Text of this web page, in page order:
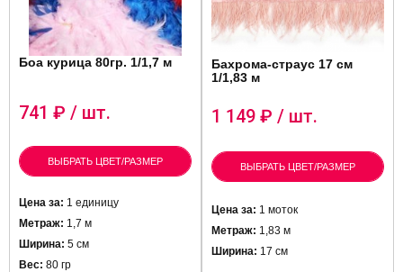
Боа курица 80гр. 1/1,7 м
741 ₽ / шт.
ВЫБРАТЬ ЦВЕТ/РАЗМЕР
Цена за: 1 единицу
Метраж: 1,7 м
Ширина: 5 см
Вес: 80 гр
Бахрома-страус 17 см
1/1,83 м
1 149 ₽ / шт.
ВЫБРАТЬ ЦВЕТ/РАЗМЕР
Цена за: 1 моток
Метраж: 1,83 м
Ширина: 17 см